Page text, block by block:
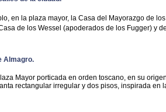
en la plaza mayor, la Casa del Mayorazgo de
de los Wessel (apoderados de los Fugger) y
Almagro.
Mayor porticada en orden toscano, en su
rectangular irregular y dos pisos, inspirada en